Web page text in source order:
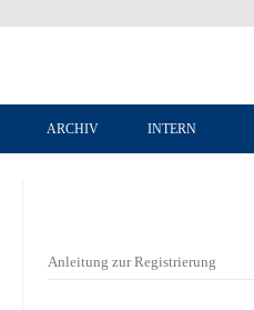
ARCHIV INTERN
Anleitung zur Registrierung